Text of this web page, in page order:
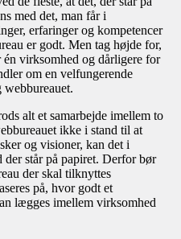
med det, man får i
erfaringer og kompetencer
er godt. Men tag højde for,
virksomhed og dårligere for
om en velfungerende
alt et samarbejde imellem to
ikke i stand til at
og visioner, kan det i
står på papiret. Derfor bør
der skal tilknyttes
på, hvor godt et
lægges imellem virksomhed